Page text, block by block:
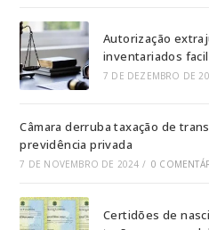
Autorização
inventariados
7 DE DEZEMBRO DE
Câmara derruba taxação de
previdência privada
7 DE NOVEMBRO DE 2024 / 0
Certidões de